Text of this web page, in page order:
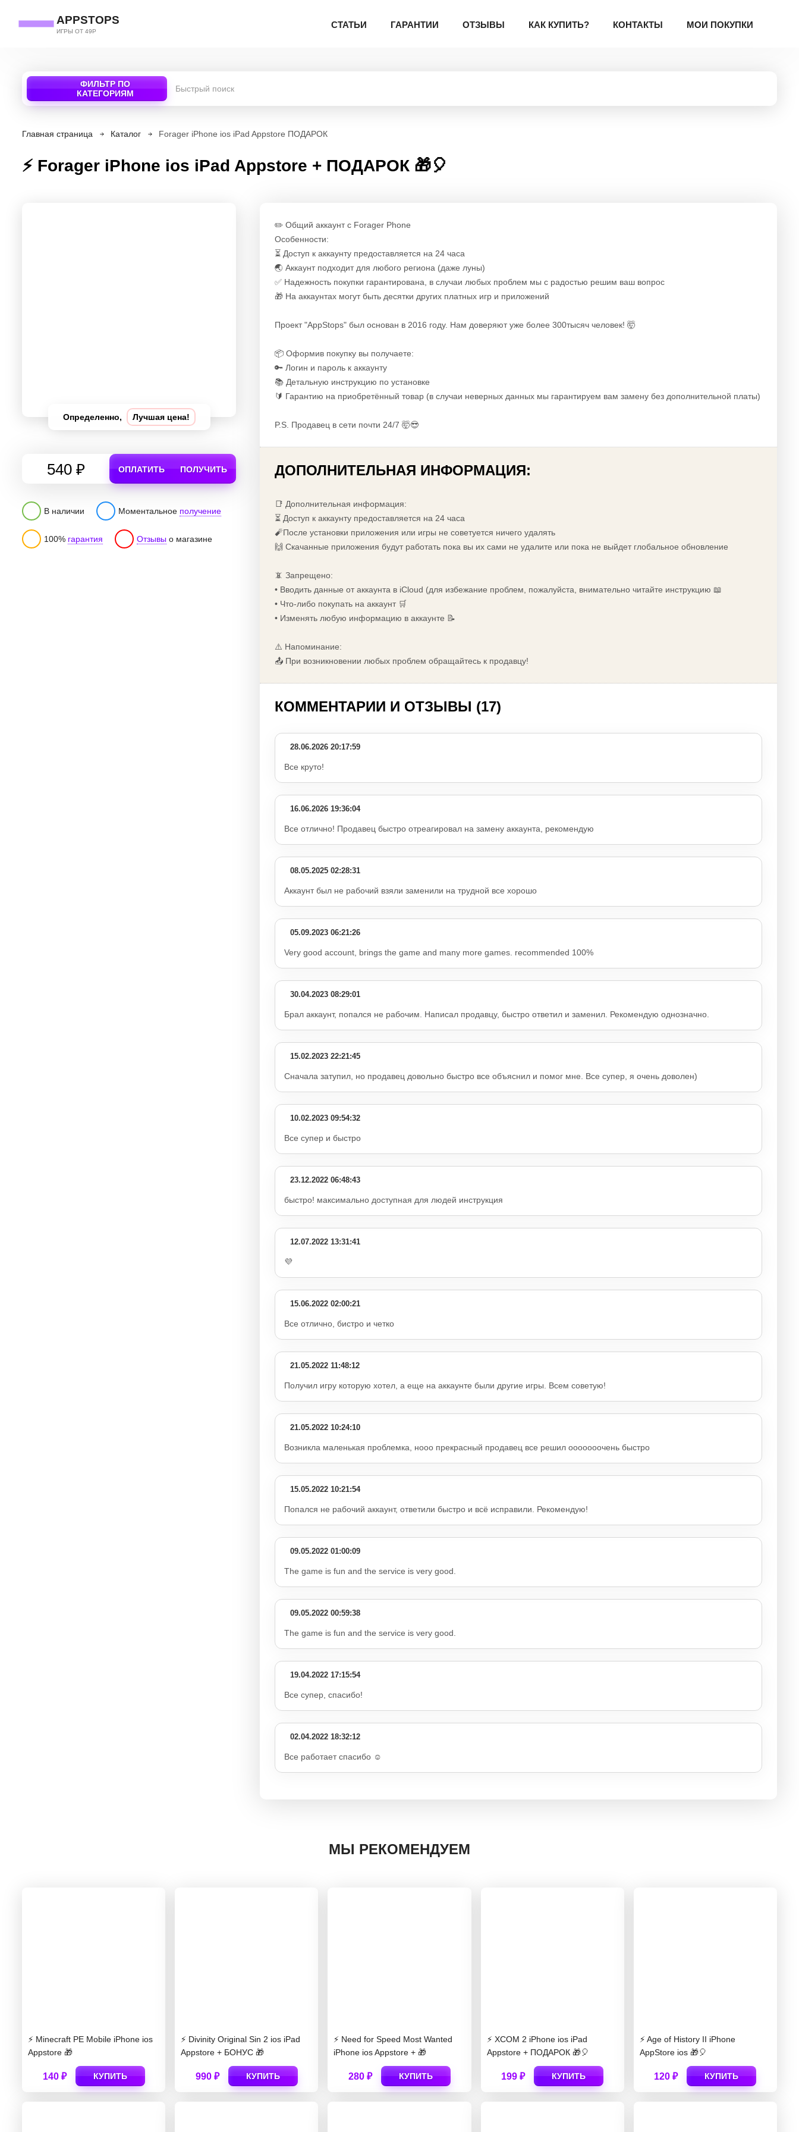
APPSTOPS
ИГРЫ ОТ 49Р
СТАТЬИ ГАРАНТИИ ОТЗЫВЫ КАК КУПИТЬ? КОНТАКТЫ МОИ ПОКУПКИ
ФИЛЬТР ПО
КАТЕГОРИЯМ
Главная страница Каталог Forager iPhone ios iPad Appstore ПОДАРОК
⚡ Forage‪r iPhone ios iPad Appstore + ПОДАРОК 🎁🎈
Определенно, Лучшая цена!
540 ₽ ОПЛАТИТЬ ПОЛУЧИТЬ
В наличии Моментальное получение
100% гарантия Отзывы о магазине
✏️ Общий аккаунт с Forage‪r Phone
Особенности:
⏳ Доступ к аккаунту предоставляется на 24 часа
🌏 Аккаунт подходит для любого региона (даже луны)
✅ Надежность покупки гарантирована, в случаи любых проблем мы с радостью решим ваш вопрос
🎁 На аккаунтах могут быть десятки других платных игр и приложений
Проект "AppStops" был основан в 2016 году. Нам доверяют уже более 300тысяч человек! 🤯
📦 Оформив покупку вы получаете:
🔑 Логин и пароль к аккаунту
📚 Детальную инструкцию по установке
🔰 Гарантию на приобретённый товар (в случаи неверных данных мы гарантируем вам замену без дополнительной платы)
P.S. Продавец в сети почти 24/7 🤯😎
ДОПОЛНИТЕЛЬНАЯ ИНФОРМАЦИЯ:
📑 Дополнительная информация:
⏳ Доступ к аккаунту предоставляется на 24 часа
🧨После установки приложения или игры не советуется ничего удалять
🙌 Скачанные приложения будут работать пока вы их сами не удалите или пока не выйдет глобальное обновление
📵 Запрещено:
• Вводить данные от аккаунта в iCloud (для избежание проблем, пожалуйста, внимательно читайте инструкцию 📖
• Что-либо покупать на аккаунт 🛒
• Изменять любую информацию в аккаунте 📝
⚠️ Напоминание:
📤 При возникновении любых проблем обращайтесь к продавцу!
КОММЕНТАРИИ И ОТЗЫВЫ (17)
28.06.2026 20:17:59
Все круто!
16.06.2026 19:36:04
Все отлично! Продавец быстро отреагировал на замену аккаунта, рекомендую
08.05.2025 02:28:31
Аккаунт был не рабочий взяли заменили на трудной все хорошо
05.09.2023 06:21:26
Very good account, brings the game and many more games. recommended 100%
30.04.2023 08:29:01
Брал аккаунт, попался не рабочим. Написал продавцу, быстро ответил и заменил. Рекомендую однозначно.
15.02.2023 22:21:45
Сначала затупил, но продавец довольно быстро все объяснил и помог мне. Все супер, я очень доволен)
10.02.2023 09:54:32
Все супер и быстро
23.12.2022 06:48:43
быстро! максимально доступная для людей инструкция
12.07.2022 13:31:41
💜
15.06.2022 02:00:21
Все отлично, бистро и четко
21.05.2022 11:48:12
Получил игру которую хотел, а еще на аккаунте были другие игры. Всем советую!
21.05.2022 10:24:10
Возникла маленькая проблемка, нооо прекрасный продавец все решил ооооооочень быстро
15.05.2022 10:21:54
Попался не рабочий аккаунт, ответили быстро и всё исправили. Рекомендую!
09.05.2022 01:00:09
The game is fun and the service is very good.
09.05.2022 00:59:38
The game is fun and the service is very good.
19.04.2022 17:15:54
Все супер, спасибо!
02.04.2022 18:32:12
Все работает спасибо ☺️
МЫ РЕКОМЕНДУЕМ
⚡️ Minecraft PE Mobile iPhone ios
Appstore 🎁
140 ₽ КУПИТЬ
⚡️ Divinity Original Sin 2 ios iPad
Appstore + БОНУС 🎁
990 ₽ КУПИТЬ
⚡️ Need for Speed Most Wanted
iPhone ios Appstore + 🎁
280 ₽ КУПИТЬ
⚡️ XCOM 2 iPhone ios iPad
Appstore + ПОДАРОК 🎁🎈
199 ₽ КУПИТЬ
⚡️ Age of History II iPhone
AppStore ios 🎁🎈
120 ₽ КУПИТЬ